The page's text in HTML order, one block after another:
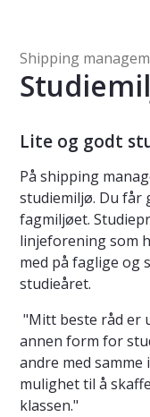
Shipping
Lite og godt
På shipping
studiemiljø. Du
fagmiljøet.
linjeforening som
med på faglige og
studieåret.
"Mitt beste råd er
annen form for
andre med
mulighet til å
klassen."